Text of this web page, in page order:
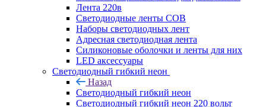
Лента 220в
Светодиодные ленты COB
Наборы светодиодных лент
Адресная светодиодная лента
Силиконовые оболочки и ленты для них
LED аксессуары
Светодиодный гибкий неон
Назад
Светодиодный гибкий неон
Светодиодный гибкий неон 220 вольт